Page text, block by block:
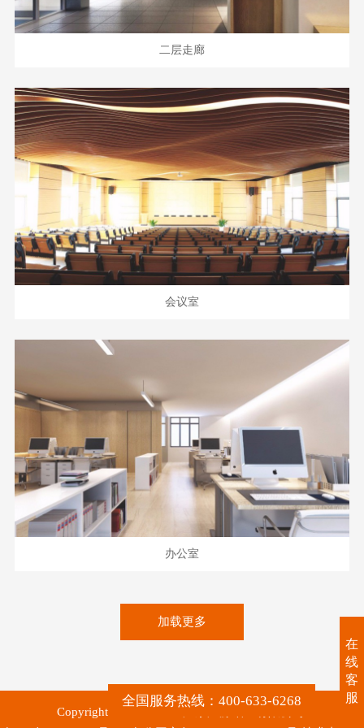
全国服务热线：400-633-6268
二层走廊
会议室
办公室
加载更多
Copyright © 2017-2026 广东广源铝业有限公司.
在
线
客
服